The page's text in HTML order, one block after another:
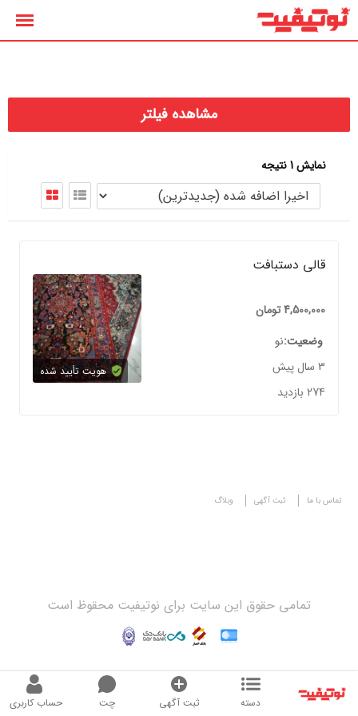
پرش
دسته ثبت آگهی چت حساب کاربری
مشاهده فیلتر
نمایش 1 نتیجه
قالی دستبافت
4,500,000تومان
وضعیت نو
3 سال پیش
274 بازدید
هویت تأیید شده
تماس با ما ثبت آگهی وبلاگ
تمامی حقوق این سایت برای نوتیفیت محقوظ است